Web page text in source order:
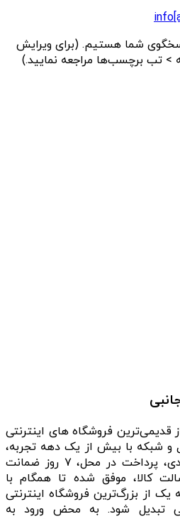
هفته پاسخگوی شما هستیم. (برای ویرایش
> تب برچسب‌ها مراجعه نمایید.)
قدیمی‌ترین فروشگاه های اینترنتی
و شبکه با بیش از یک دهه تجربه،
با پایبندی به سه اصل کلیدی، پرداخت در محل، ۷ روز ضمانت
کالا، موفق شده تا همگام با
یک از بزرگ‌ترین فروشگاه اینترنتی
تبدیل شود. به محض ورود به